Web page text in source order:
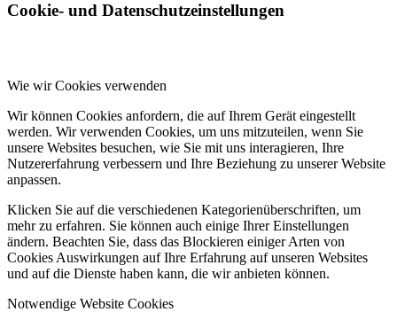
Cookie- und Datenschutzeinstellungen
Wie wir Cookies verwenden
Wir können Cookies anfordern, die auf Ihrem Gerät eingestellt
werden. Wir verwenden Cookies, um uns mitzuteilen, wenn Sie
unsere Websites besuchen, wie Sie mit uns interagieren, Ihre
Nutzererfahrung verbessern und Ihre Beziehung zu unserer Website
anpassen.
Klicken Sie auf die verschiedenen Kategorienüberschriften, um
mehr zu erfahren. Sie können auch einige Ihrer Einstellungen
ändern. Beachten Sie, dass das Blockieren einiger Arten von
Cookies Auswirkungen auf Ihre Erfahrung auf unseren Websites
und auf die Dienste haben kann, die wir anbieten können.
Notwendige Website Cookies